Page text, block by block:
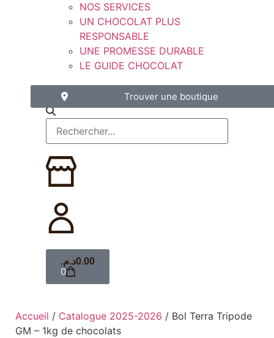
NOS SERVICES
UN CHOCOLAT PLUS
RESPONSABLE
UNE PROMESSE DURABLE
LE GUIDE CHOCOLAT
Trouver une boutique
0.00د.م.
0
Accueil / Catalogue 2025-2026 / Bol Terra Tripode
GM – 1kg de chocolats